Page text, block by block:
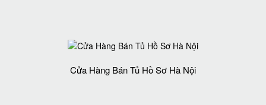
Cửa Hàng Bán Tủ Hồ Sơ Hà Nội